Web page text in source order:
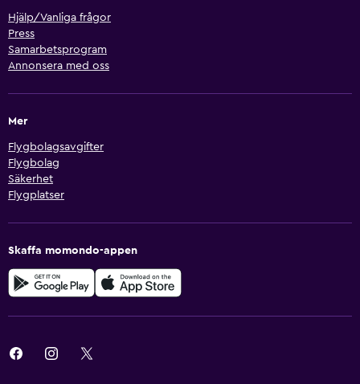
Hjälp/Vanliga frågor
Press
Samarbetsprogram
Annonsera med oss
Mer
Flygbolagsavgifter
Flygbolag
Säkerhet
Flygplatser
Skaffa momondo-appen